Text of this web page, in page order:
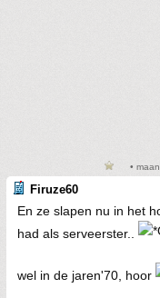
•
Firuze60
En ze slapen nu in het
had als serveerster..
wel in de jaren'70, hoor